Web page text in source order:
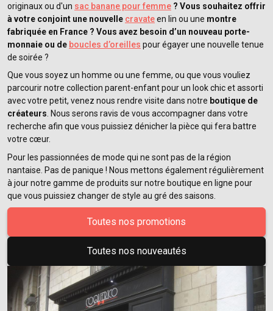
originaux ou d'un sac banane pour femme ? Vous souhaitez offrir
à votre conjoint une nouvelle cravateen lin ou une montre
fabriquée en France ? Vous avez besoin d’un nouveau porte-
monnaie ou de boucles d’oreilles pour égayer une nouvelle tenue
de soirée ?
Que vous soyez un homme ou une femme, ou que vous vouliez
parcourir notre collection parent-enfant pour un look chic et assorti
avec votre petit, venez nous rendre visite dans notre boutique de
créateurs. Nous serons ravis de vous accompagner dans votre
recherche afin que vous puissiez dénicher la pièce qui fera battre
votre cœur.
Pour les passionnées de mode qui ne sont pas de la région
nantaise. Pas de panique ! Nous mettons également régulièrement
à jour notre gamme de produits sur notre boutique en ligne pour
que vous puissiez changer de style au gré des saisons.
Toutes nos promotions
Toutes nos nouveautés